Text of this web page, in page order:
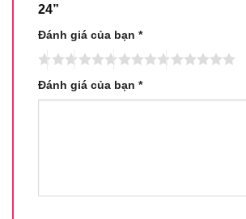
24”
Đánh giá của bạn *
Đánh giá của bạn *